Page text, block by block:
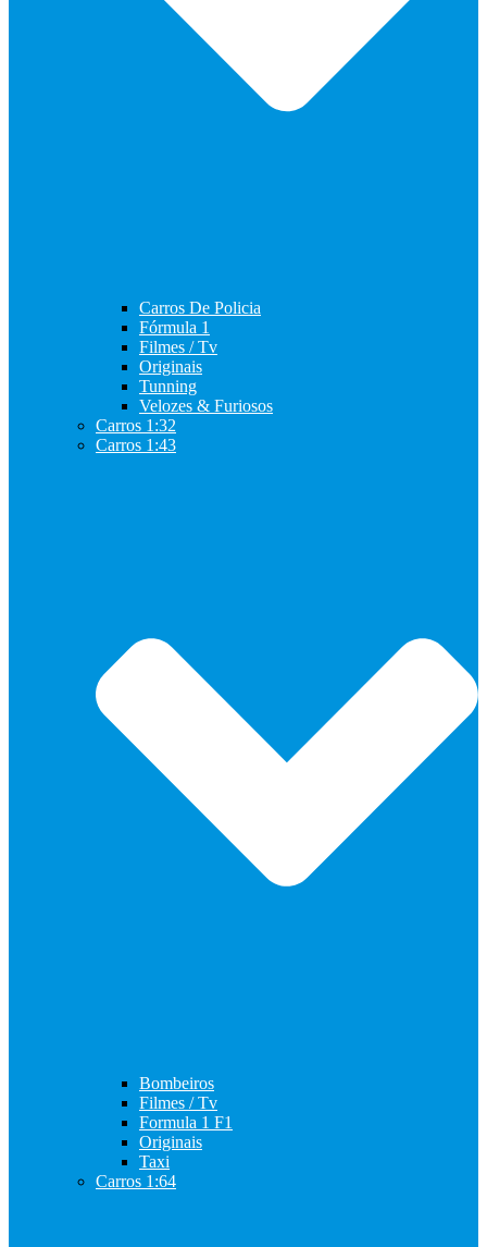
Carros De Policia
Fórmula 1
Filmes / Tv
Originais
Tunning
Velozes & Furiosos
Carros 1:32
Carros 1:43
Bombeiros
Filmes / Tv
Formula 1 F1
Originais
Taxi
Carros 1:64